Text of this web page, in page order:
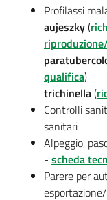
Profilassi
aujeszky(
qualifica)
trichinella(
Controlli
sanitari
Alpeggio,
- scheda
Parere per